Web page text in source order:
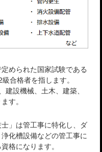
められた国家試験である
合格者を指します。
設機械、土木、建築、
す。
」は管工事に特化し、ダ
化槽設備などの管工事に
格になります。